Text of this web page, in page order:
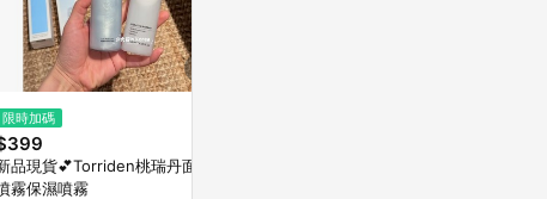
限時加碼
品現貨💕Torriden桃瑞丹面霜
霧保濕噴霧